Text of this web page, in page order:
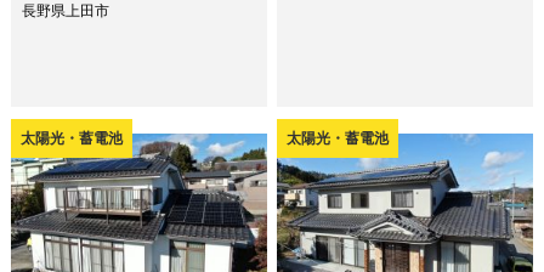
長野県上田市
太陽光・蓄電池 太陽光・蓄電池